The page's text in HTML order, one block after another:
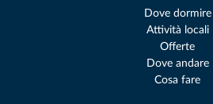
Dove dormire
Attività locali
Offerte
Dove andare
Cosa fare